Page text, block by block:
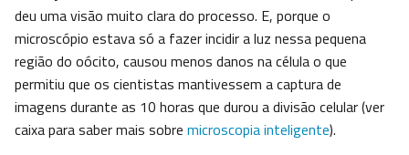
deu uma visão muito clara do processo. E, porque o
microscópio estava só a fazer incidir a luz nessa pequena
região do oócito, causou menos danos na célula o que
permitiu que os cientistas mantivessem a captura de
imagens durante as 10 horas que durou a divisão celular (ver
caixa para saber mais sobre microscopia inteligente).